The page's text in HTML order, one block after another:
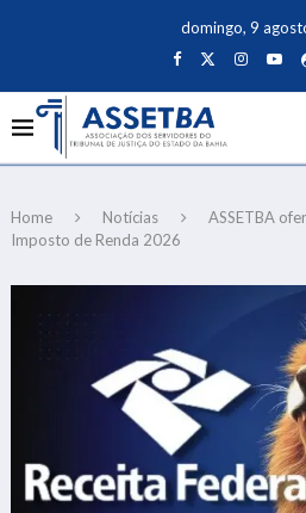
domingo, 9
Home Notícias
ASSETBA
Imposto de Renda 2026